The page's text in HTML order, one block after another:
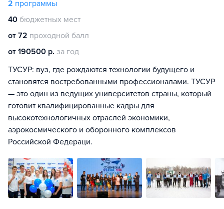
2 программы
40 бюджетных мест
от 72 проходной балл
от 190500 р. за год
ТУСУР: вуз, где рождаются технологии будущего и
становятся востребованными профессионалами. ТУСУР
— это один из ведущих университетов страны, который
готовит квалифицированные кадры для
высокотехнологичных отраслей экономики,
аэрокосмического и оборонного комплексов
Российской Федераци.